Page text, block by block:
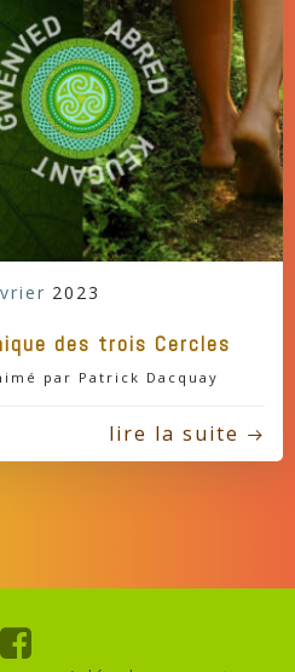
2023
des trois Cercles
par Patrick Dacquay
lire la suite